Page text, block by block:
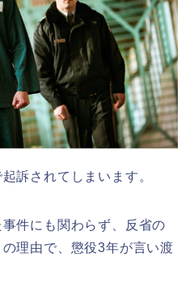
訴されてしまいます。
件にも関わらず、反省の
理由で、懲役3年が言い渡